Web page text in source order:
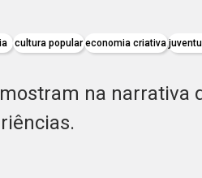
cultura popular economia criativa
na narrativa